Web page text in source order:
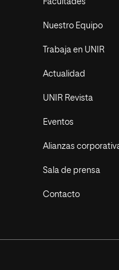
Facultades
Nuestro Equipo
Trabaja en UNIR
Actualidad
UNIR Revista
Eventos
Alianzas
Sala de prensa
Contacto